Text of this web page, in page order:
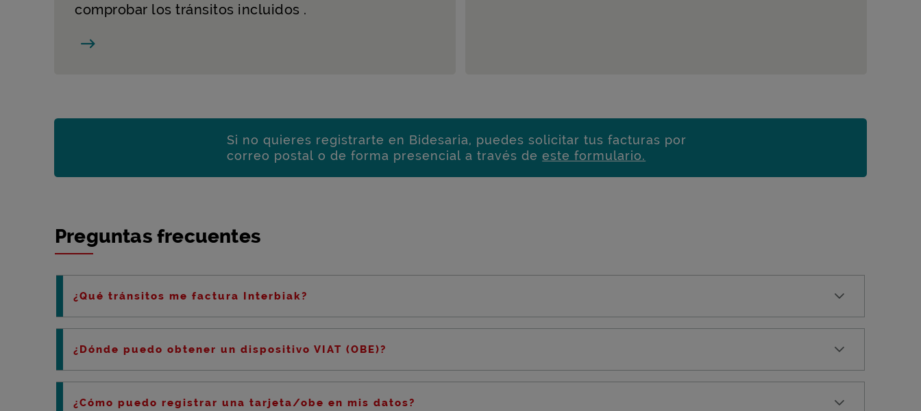
comprobar los tránsitos incluidos .
Si no quieres registrarte en Bidesaria, puedes solicitar tus facturas por
correo postal o de forma presencial a través deeste formulario.
Preguntas frecuentes
¿Qué tránsitos me factura Interbiak?
¿Dónde puedo obtener un dispositivo VIAT (OBE)?
¿Cómo puedo registrar una tarjeta/obe en mis datos?